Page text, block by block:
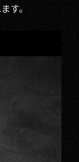
す。